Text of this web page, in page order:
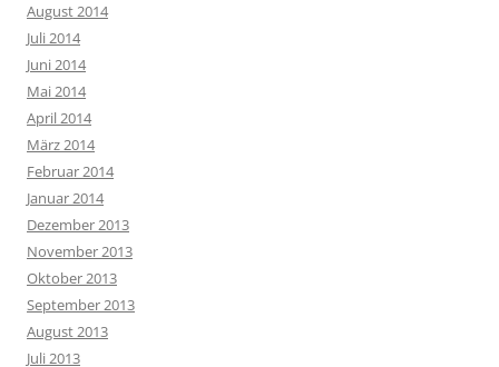
August 2014
Juli 2014
Juni 2014
Mai 2014
April 2014
März 2014
Februar 2014
Januar 2014
Dezember 2013
November 2013
Oktober 2013
September 2013
August 2013
Juli 2013